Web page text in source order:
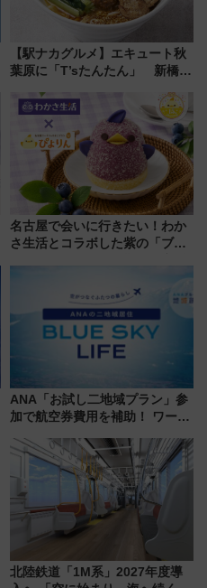
【駅ナカグルメ】エキュート秋
葉原に「T’sたんたん」 新橋に
饅」、オムライス専門店「肉と
たまご」新グルメ続々登場！
【2026年8月】
名古屋で会いに行きたい！わか
さ生活とコラボした紫の「ブル
ANA「お試し二地域プラン」参
加で航空券費用を補助！ ワーケ
治体は？ 2026年は対象のエリア
が拡大！
北陸鉄道「1M系」2027年度導